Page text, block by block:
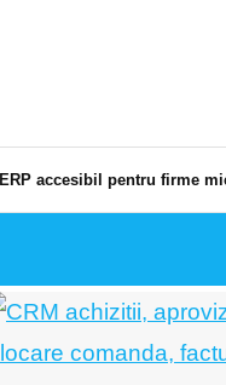
ERP accesibil pentru firme